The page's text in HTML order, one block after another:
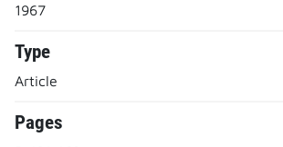
1967
Type
Article
Pages